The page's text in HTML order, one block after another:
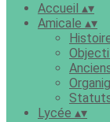
Accueil ▴▾
Amicale ▴▾
Lycée ▴▾